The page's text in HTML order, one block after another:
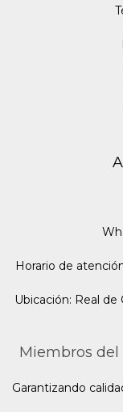
Horario de
Ubicación: Real
Miembros del
Garantizando